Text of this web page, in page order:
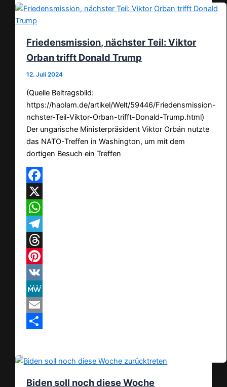
Friedensmission, nächster Teil: Viktor
Orban trifft Donald Trump
12. Juli 2024
(Quelle Beitragsbild:
https://haolam.de/artikel/Welt/59446/Friedensmission-
nchster-Teil-Viktor-Orban-trifft-Donald-Trump.html)
Der ungarische Ministerpräsident Viktor Orbán nutzte
das NATO-Treffen in Washington, um mit dem
dortigen Besuch ein Treffen
Facebook
X
WhatsApp
Telegram
Threads
Pinterest
VK
MeWe
Email
Biden soll noch diese Woche